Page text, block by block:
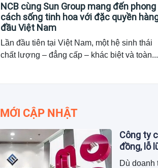
NCB cùng Sun Group mang đến phong
cách sống tinh hoa với đặc quyền
đầu Việt Nam
Lần đầu tiên tại Việt Nam, một hệ sinh thái
chất lượng – đẳng cấp – khác biệt và toàn...
MỚI CẬP NHẬT
Công ty
đồng, lỗ
Dù doanh